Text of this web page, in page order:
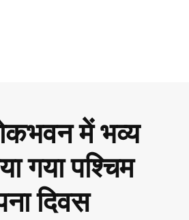
में भव्य
गया पश्चिम
दिवस